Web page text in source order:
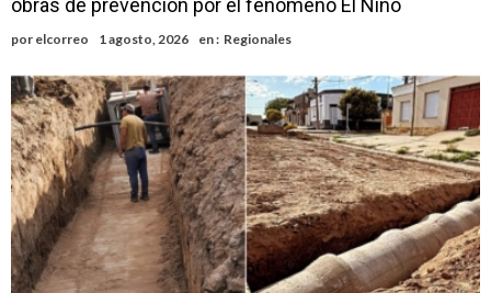
ráfagas que podrían superar los 80 km/h
¿Llega un “Súper Niño”?: De Benedictis aclara los mitos y analiza el
impacto real en la región
Cañada del Ucle se prepara para la 5ª edición de la Expo Dose
Distinguieron a Ramiro Maldonado, el campeón juvenil de malambo
de Los Quirquinchos
obras de prevención por el fenómeno El Niño
por elcorreo 1 agosto, 2026 en : Regionales